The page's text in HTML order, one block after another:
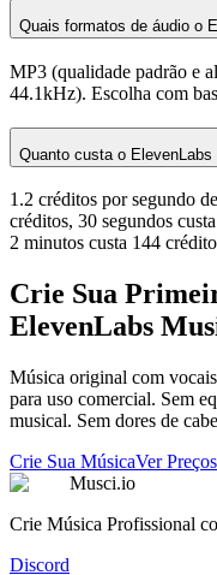
Quais formatos de áudio o
MP3 (qualidade padrão e
44.1kHz). Escolha com
Quanto custa o ElevenLabs
1.2 créditos por segundo
créditos, 30 segundos
2 minutos custa 144
Crie Sua
ElevenLabs
Música original com
para uso comercial. Sem
musical. Sem dores de
Crie Sua MúsicaVer Preços
Musci.io
Crie Música Profissional
Discord